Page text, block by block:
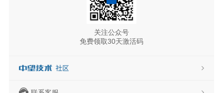
关注公众号
免费领取30天激活码